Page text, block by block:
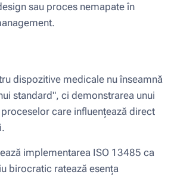
sau proces nemapate în
dispozitive medicale nu înseamnă
standard", ci demonstrarea unui
care influențează direct
implementarea ISO 13485 ca
birocratic ratează esența